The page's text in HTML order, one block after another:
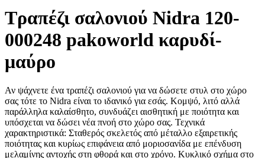
Τραπέζι σαλονιού Nidra 120-
000248 pakoworld καρυδί-
μαύρο
Αν ψάχνετε ένα τραπέζι σαλονιού για να δώσετε στυλ στο χώρο
σας τότε το Nidra είναι τo ιδανικό για εσάς. Κομψό, λιτό αλλά
παράλληλα καλαίσθητo, συνδυάζει αισθητική με ποιότητα και
υπόσχεται να δώσει νέα πνοή στο χώρο σας. Τεχνικά
χαρακτηριστικά: Σταθερός σκελετός από μέταλλο εξαιρετικής
ποιότητας και κυρίως επιφάνεια από μοριοσανίδα με επένδυση
μελαμίνης αντοχής στη φθορά και στο χρόνο. Κυκλικό σχήμα στο